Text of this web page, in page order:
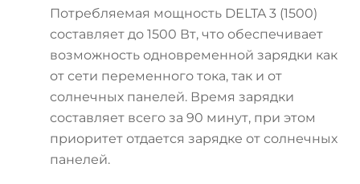
Потребляемая мощность DELTA 3 (1500)
составляет до 1500 Вт, что обеспечивает
возможность одновременной зарядки как
от сети переменного тока, так и от
солнечных панелей. Время зарядки
составляет всего за 90 минут, при этом
приоритет отдается зарядке от солнечных
панелей.